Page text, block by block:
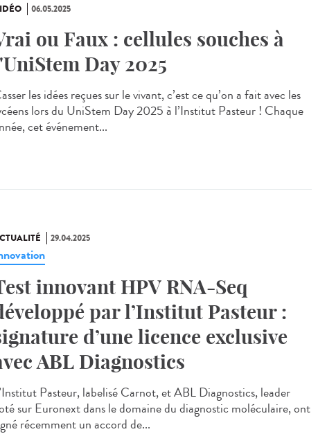
06.05.2025
ou Faux : cellules souches à
Day 2025
les idées reçues sur le vivant, c’est ce qu’on a fait avec les
lors du UniStem Day 2025 à l’Institut Pasteur ! Chaque
cet événement...
29.04.2025
innovant HPV RNA-Seq
par l’Institut Pasteur :
d’une licence exclusive
ABL Diagnostics
Pasteur, labelisé Carnot, et ABL Diagnostics, leader
sur Euronext dans le domaine du diagnostic moléculaire, ont
récemment un accord de...